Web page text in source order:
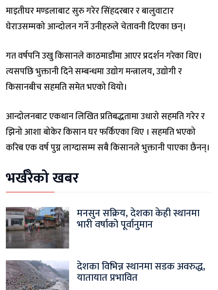
माइतीघर मण्डलाबाट सुरु गरेर सिंहदरबार र बालुवाटार
घेराउसम्मको आन्दोलन गर्ने उनीहरुले चेतावनी दिएका छन्।
गत वर्षपनि उखु किसानले काठमाडौंमा आएर प्रदर्शन गरेका थिए।
त्यसपछि भुक्तानी दिने सम्बन्धमा उद्योग मन्त्रालय, उद्योगी र
किसानबीच सहमति समेत भएको थियो।
आन्दोलनबाट एकथान लिखित प्रतिबद्धतामा उधारो सहमति गरेर र
झिनो आशा बोकेर किसान घर फर्किएका थिए । सहमति भएको
करिब एक वर्ष पुग्न लाग्दासम्म सबै किसानले भुक्तानी पाएका छैनन्।
भर्खरैको खबर
मनसुन सक्रिय, देशका केही स्थानमा
भारी वर्षाको पूर्वानुमान
देशका विभिन्न स्थानमा सडक अवरुद्ध,
यातायात प्रभावित